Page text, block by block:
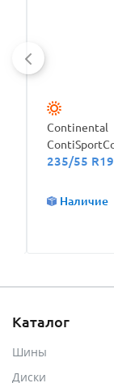
Continental
235/55
Наличие
Каталог
Шины
Диски